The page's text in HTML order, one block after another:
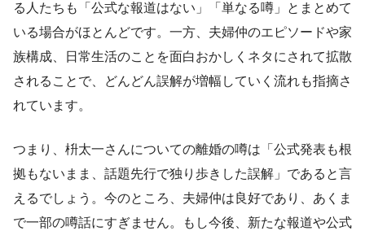
る人たちも「公式な報道はない」「単なる噂」とまとめて
いる場合がほとんどです。一方、夫婦仲のエピソードや家
族構成、日常生活のことを面白おかしくネタにされて拡散
されることで、どんどん誤解が増幅していく流れも指摘さ
れています。
つまり、枡太一さんについての離婚の噂は「公式発表も根
拠もないまま、話題先行で独り歩きした誤解」であると言
えるでしょう。今のところ、夫婦仲は良好であり、あくま
で一部の噂話にすぎません。もし今後、新たな報道や公式